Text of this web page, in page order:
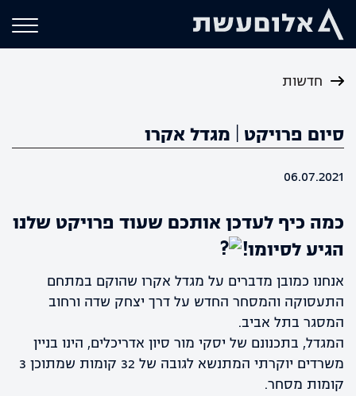
חדשות
סיום פרויקט | מגדל אקרו
06.07.2021
כמה כיף לעדכן אותכם שעוד פרויקט שלנו
הגיע לסיומו!
אנחנו כמובן מדברים על מגדל אקרו שהוקם במתחם
התעסוקה והמסחר החדש על דרך יצחק שדה ורחוב
המסגר בתל אביב.
המגדל, בתכנונם של יסקי מור סיון אדריכלים, הינו בניין
משרדים יוקרתי המתנשא לגובה של 32 קומות שמתוכן 3
קומות מסחר.